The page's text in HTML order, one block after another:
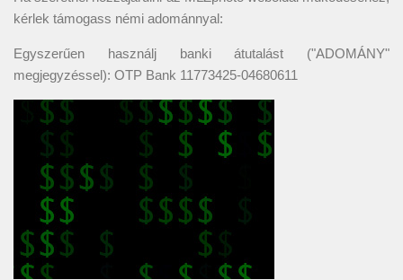
kérlek támogass némi adománnyal:
Egyszerűen használj banki átutalást ("ADOMÁNY"
megjegyzéssel): OTP Bank 11773425-04680611